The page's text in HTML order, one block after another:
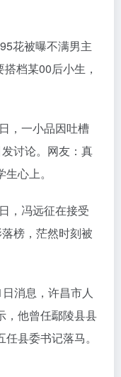
花被曝不满男主
档某00后小生，
，一小品因吐槽
讨论。网友：真
心上。
，冯远征在接受
榜，茫然时刻被
消息，许昌市人
，他曾任鄢陵县县
县委书记落马。